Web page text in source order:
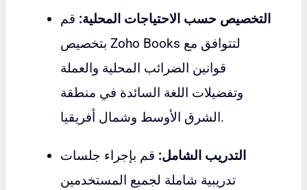
التخصيص حسب الاحتياجات المحلية: قم
بتخصيص Zoho Books لتتوافق مع
قوانين الضرائب المحلية والعملة
وتفضيلات اللغة السائدة في منطقة
الشرق الأوسط وشمال أفريقيا.
التدريب الشامل: قم بإجراء جلسات
تدريبية شاملة لجميع المستخدمين